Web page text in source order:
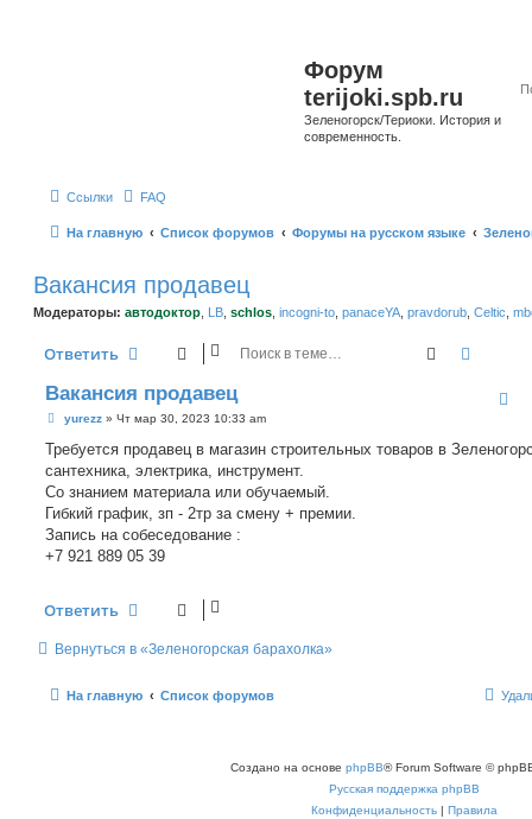
Форум
terijoki.spb.ru
Зеленогорск/Териоки. История и
современность.
Ссылки FAQ
На главную Список форумов Форумы на русском языке
Вакансия продавец
Модераторы: автодоктор LB schlos incogni-to panaceYA pravdorub Celtic
Ответить Поиск
Вакансия продавец
С
о
щ
е
и
е
yurezz» Чт мар 30, 2023 10:33 am
Требуется продавец в магазин строительных товаров в
сантехника, электрика, инструмент.
Со знанием материала или обучаемый.
Гибкий график, зп - 2тр за смену + премии.
Запись на собеседование :
+7 921 889 05 39
Ответить
Вернуться в «Зеленогорская барахолка»
На главную Список форумов
Создано на основе phpBB® Forum Software ©
Русская поддержка phpBB
Конфиденциальность | Правила